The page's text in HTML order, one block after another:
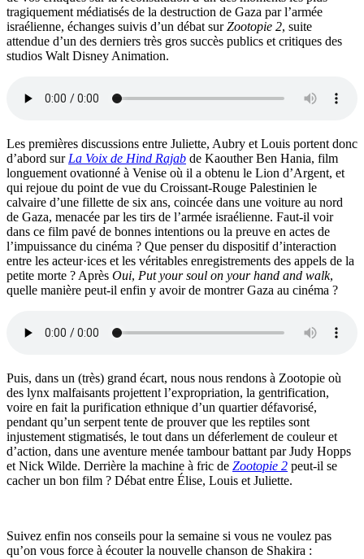
tragiquement médiatisés de la destruction de Gaza par l’armée
israélienne, échanges suivis d’un débat surZootopie 2, suite
attendue d’un des derniers très gros succès publics et critiques des
studios Walt Disney Animation.
Les premières discussions entre Juliette, Aubry et Louis portent donc
d’abord sur La Voix de Hind Rajab de Kaouther Ben Hania, film
longuement ovationné à Venise où il a obtenu le Lion d’Argent, et
qui rejoue du point de vue du Croissant-Rouge Palestinien le
calvaire d’une fillette de six ans, coincée dans une voiture au nord
de Gaza, menacée par les tirs de l’armée israélienne. Faut-il voir
dans ce film pavé de bonnes intentions ou la preuve en actes de
l’impuissance du cinéma ? Que penser du dispositif d’interaction
entre les acteur·ices et les véritables enregistrements des appels de la
petite morte ? Après Oui, Put your soul on your hand and walk,
quelle manière peut-il enfin y avoir de montrer Gaza au cinéma ?
Puis, dans un (très) grand écart, nous nous rendons à Zootopie où
des lynx malfaisants projettent l’expropriation, la gentrification,
voire en fait la purification ethnique d’un quartier défavorisé,
pendant qu’un serpent tente de prouver que les reptiles sont
injustement stigmatisés, le tout dans un déferlement de couleur et
d’action, dans une aventure menée tambour battant par Judy Hopps
et Nick Wilde. Derrière la machine à fric de Zootopie 2 peut-il se
cacher un bon film ? Débat entre Élise, Louis et Juliette.
Suivez enfin nos conseils pour la semaine si vous ne voulez pas
qu’on vous force à écouter la nouvelle chanson de Shakira :